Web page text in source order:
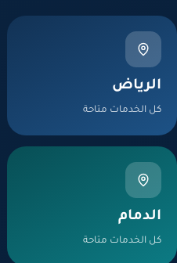
الخدمات متاحة
الخدمات متاحة